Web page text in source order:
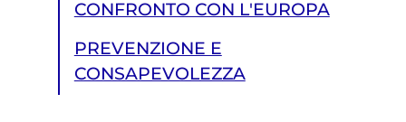
CONFRONTO CON L'EUROPA
PREVENZIONE E
CONSAPEVOLEZZA